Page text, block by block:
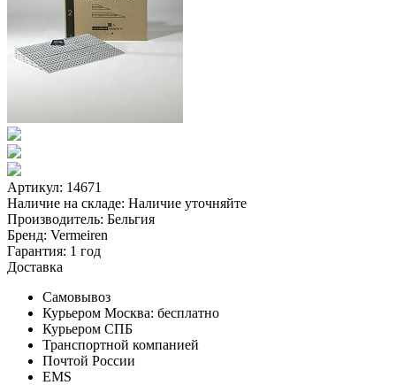
Артикул: 14671
Наличие на складе: Наличие уточняйте
Производитель: Бельгия
Бренд: Vermeiren
Гарантия: 1 год
Доставка
Самовывоз
Курьером Москва: бесплатно
Курьером СПБ
Транспортной компанией
Почтой России
EMS